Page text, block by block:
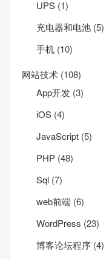
UPS (1)
充电器和电池 (5)
手机 (10)
网站技术 (108)
App开发 (3)
iOS (4)
JavaScript (5)
PHP (48)
Sql (7)
web前端 (6)
WordPress (23)
博客论坛程序 (4)